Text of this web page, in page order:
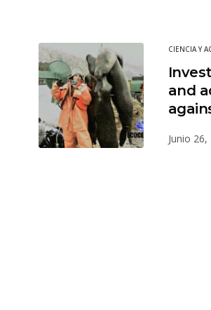
CIENCIA Y
and
Junio 26,